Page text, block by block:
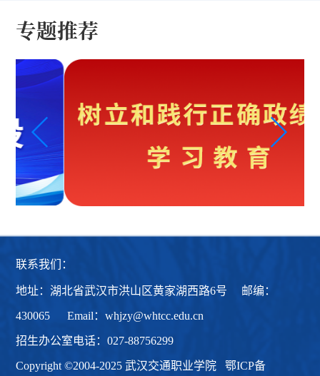
专题推荐
联系我们：
地址：湖北省武汉市洪山区黄家湖西路6号 邮编：
430065 Email：whjzy@whtcc.edu.cn
招生办公室电话：027-88756299
Copyright ©2004-2025 武汉交通职业学院鄂ICP备